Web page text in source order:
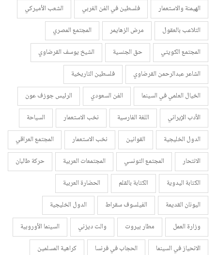
الهيمنة والاستعمار
فلسطين في الفن الغربي
الشعب الأميركي
التلاعب بالعقول
مرض الزهايمر
المجتمع المصري
المجتمع الكويتي
حق الجنسية
الشيخ يوسف القرضاوي
الشاعر عبدالرحمن القرضاوي
فلسطين التاريخية
الخيال العلمي في السينما
الفن السعودي
الرئيس جوزف عون
الأدب الإيراني
اللغة الفارسية نخب الاستعمار
السياحة
الدول الخليجية
القوانين نخب الاستعمار
المجتمع العراقي
الانتحار
المجتمع التونسي المجتمعات العربية
حركة طالبان
الكتابة اليدوية
الكتابة بالقلم
الحضارة العربية
اليونان القديمة
الفيلسوف سقراط
الدول الخليجية
وزارة العمل
مطار بيروت والت ديزني
السينما الأوروبية
الانحياز في السينما
الحجاب في فرنسا
كراهية المسلمين